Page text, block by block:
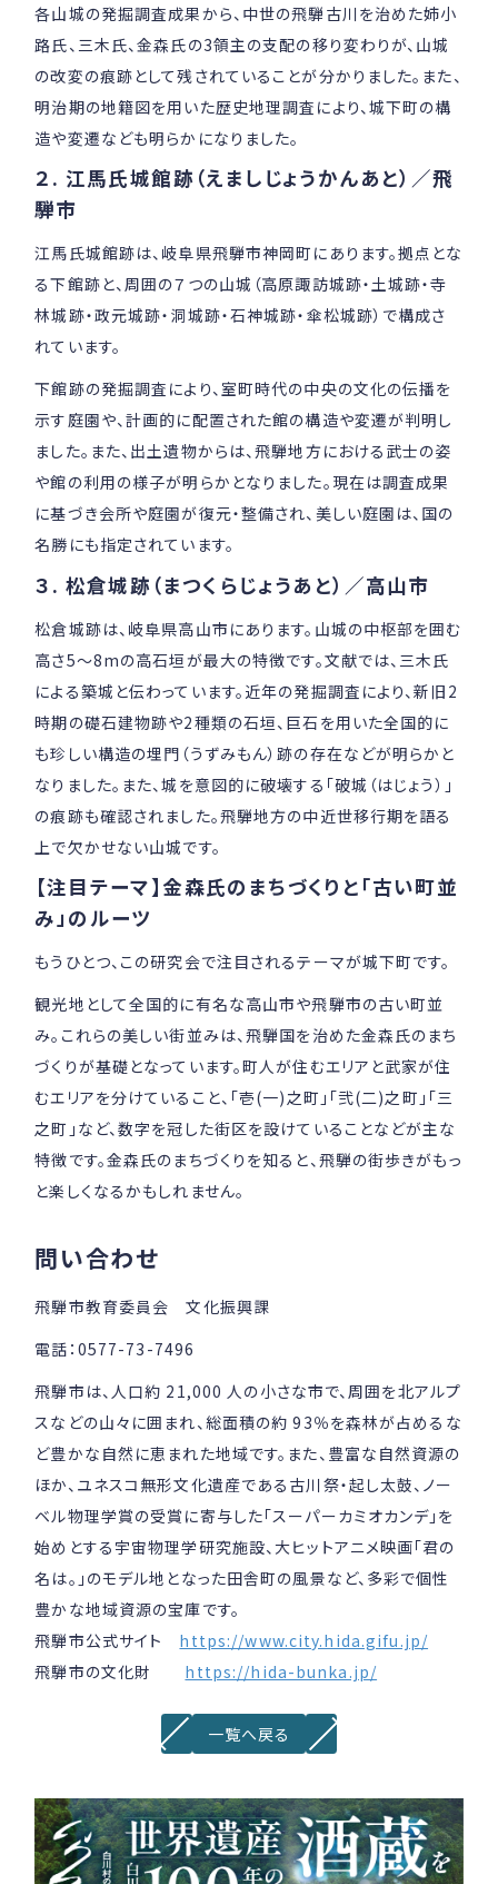
各山城の発掘調査成果から、中世の飛騨古川を治めた姉小
路氏、三木氏、金森氏の3領主の支配の移り変わりが、山城
の改変の痕跡として残されていることが分かりました。また、
明治期の地籍図を用いた歴史地理調査により、城下町の構
造や変遷なども明らかになりました。
２. 江馬氏城館跡（えましじょうかんあと）／飛
騨市
江馬氏城館跡は、岐阜県飛騨市神岡町にあります。拠点とな
る下館跡と、周囲の７つの山城（高原諏訪城跡・土城跡・寺
林城跡・政元城跡・洞城跡・石神城跡・傘松城跡）で構成さ
れています。
下館跡の発掘調査により、室町時代の中央の文化の伝播を
示す庭園や、計画的に配置された館の構造や変遷が判明し
ました。また、出土遺物からは、飛騨地方における武士の姿
や館の利用の様子が明らかとなりました。現在は調査成果
に基づき会所や庭園が復元・整備され、美しい庭園は、国の
名勝にも指定されています。
３. 松倉城跡（まつくらじょうあと）／高山市
松倉城跡は、岐阜県高山市にあります。山城の中枢部を囲む
高さ5～8mの高石垣が最大の特徴です。文献では、三木氏
による築城と伝わっています。近年の発掘調査により、新旧2
時期の礎石建物跡や2種類の石垣、巨石を用いた全国的に
も珍しい構造の埋門（うずみもん）跡の存在などが明らかと
なりました。また、城を意図的に破壊する「破城（はじょう）」
の痕跡も確認されました。飛騨地方の中近世移行期を語る
上で欠かせない山城です。
【注目テーマ】金森氏のまちづくりと「古い町並
み」のルーツ
もうひとつ、この研究会で注目されるテーマが城下町です。
観光地として全国的に有名な高山市や飛騨市の古い町並
み。これらの美しい街並みは、飛騨国を治めた金森氏のまち
づくりが基礎となっています。町人が住むエリアと武家が住
むエリアを分けていること、「壱(一)之町」「弐(二)之町」「三
之町」など、数字を冠した街区を設けていることなどが主な
特徴です。金森氏のまちづくりを知ると、飛騨の街歩きがもっ
と楽しくなるかもしれません。
問い合わせ
飛騨市教育委員会 文化振興課
電話：0577-73-7496
飛騨市は、人口約 21,000 人の小さな市で、周囲を北アルプ
スなどの山々に囲まれ、総面積の約 93％を森林が占めるな
ど豊かな自然に恵まれた地域です。また、豊富な自然資源の
ほか、ユネスコ無形文化遺産である古川祭・起し太鼓、ノー
ベル物理学賞の受賞に寄与した「スーパーカミオカンデ」を
始めとする宇宙物理学研究施設、大ヒットアニメ映画「君の
名は。」のモデル地となった田舎町の風景など、多彩で個性
豊かな地域資源の宝庫です。
飛騨市公式サイト https://www.city.hida.gifu.jp/
飛騨市の文化財 https://hida-bunka.jp/
一覧へ戻る